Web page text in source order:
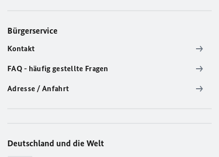
Bürgerservice
Kontakt
FAQ - häufig gestellte Fragen
Adresse / Anfahrt
Deutschland und die Welt